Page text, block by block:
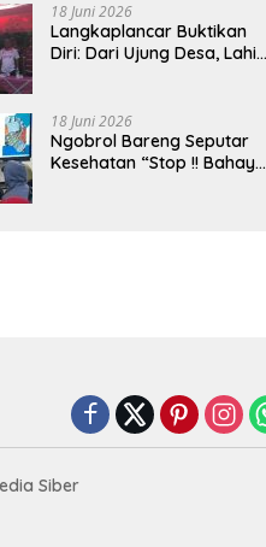
18 Juni 2026
Langkaplancar Buktikan
Diri: Dari Ujung Desa, Lahir
18 Juni 2026
Ngobrol Bareng Seputar
Kesehatan “Stop !! Bahaya
Siber